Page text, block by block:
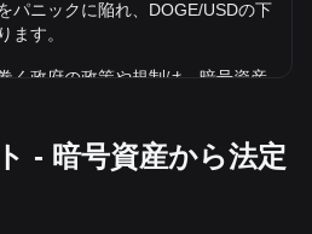
パニックに陥れ、DOGE/USDの下
ます。
く政府の政策や規制は、暗号資産
投資家の信頼を高め、その価値を
す。逆に、曖昧な規制政策や厳し
産の発展を妨げ、その価値を下落
- 暗号資産から法定